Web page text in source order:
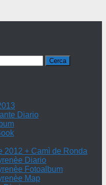
Diario
2012 + Camì de Ronda
Diario
Fotoalbum
Map